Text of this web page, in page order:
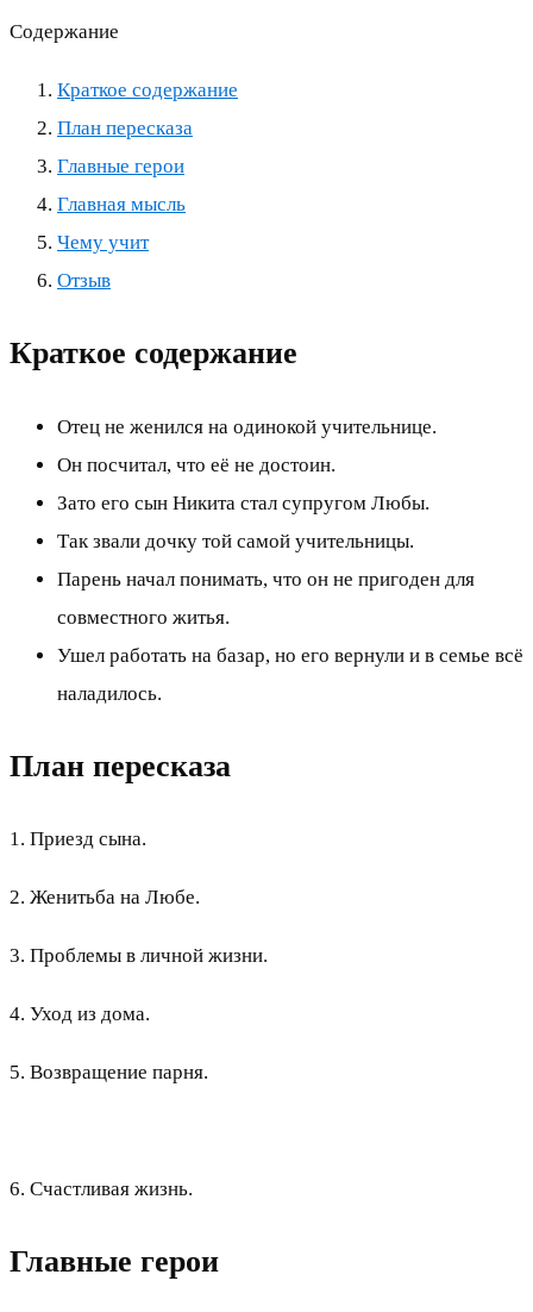
Содержание
Краткое содержание
План пересказа
Главные герои
Главная мысль
Чему учит
Отзыв
Краткое содержание
Отец не женился на одинокой учительнице.
Он посчитал, что её не достоин.
Зато его сын Никита стал супругом Любы.
Так звали дочку той самой учительницы.
Парень начал понимать, что он не пригоден для
совместного житья.
Ушел работать на базар, но его вернули и в семье всё
наладилось.
План пересказа
1. Приезд сына.
2. Женитьба на Любе.
3. Проблемы в личной жизни.
4. Уход из дома.
5. Возвращение парня.
6. Счастливая жизнь.
Главные герои